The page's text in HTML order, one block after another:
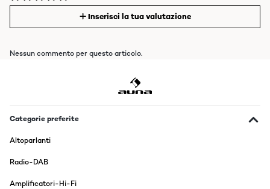
Inserisci la tua valutazione
Nessun commento per questo articolo.
Categorie preferite
Altoparlanti
Radio-DAB
Amplificatori-Hi-Fi